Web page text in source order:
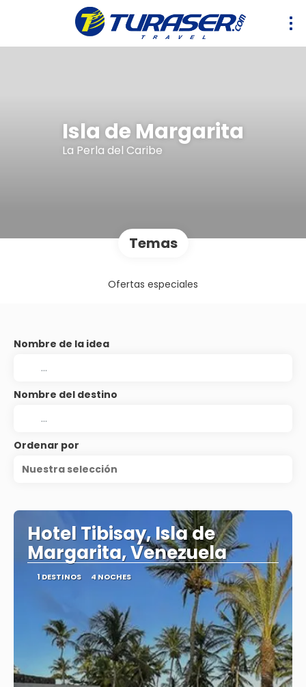
Isla de Margarita
La Perla del Caribe
Temas
Ofertas especiales
Nombre de la idea
Nombre del destino
Ordenar por
Nuestra selección
Hotel Tibisay, Isla de
Margarita, Venezuela
1 DESTINOS 4 NOCHES